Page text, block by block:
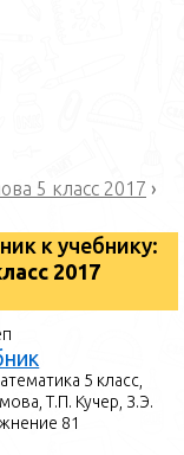
5 класс 2017 ›
к учебнику:
2017
5 класс,
Т.П. Кучер, З.Э.
81